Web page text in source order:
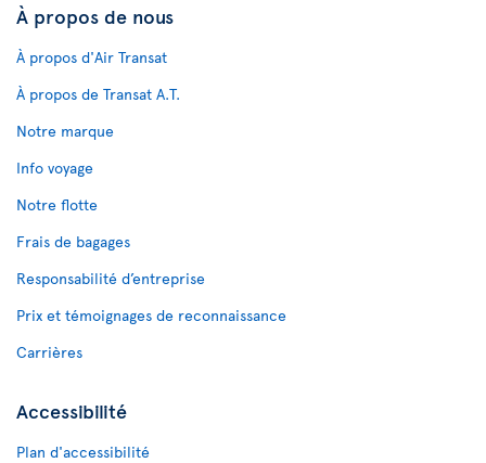
À propos de nous
À propos d'Air Transat
À propos de Transat A.T.
Notre marque
Info voyage
Notre flotte
Frais de bagages
Responsabilité d’entreprise
Prix et témoignages de reconnaissance
Carrières
Accessibilité
Plan d'accessibilité